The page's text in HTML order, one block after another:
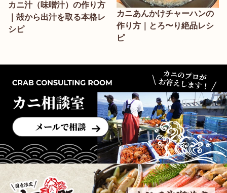
カニ汁（味噌汁）の作り方
｜殻から出汁を取る本格レ
シピ
カニあんかけチャーハンの
作り方｜とろ〜り絶品レシ
ピ